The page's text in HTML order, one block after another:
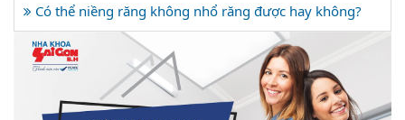
Có thể niềng răng không nhổ răng được hay không?